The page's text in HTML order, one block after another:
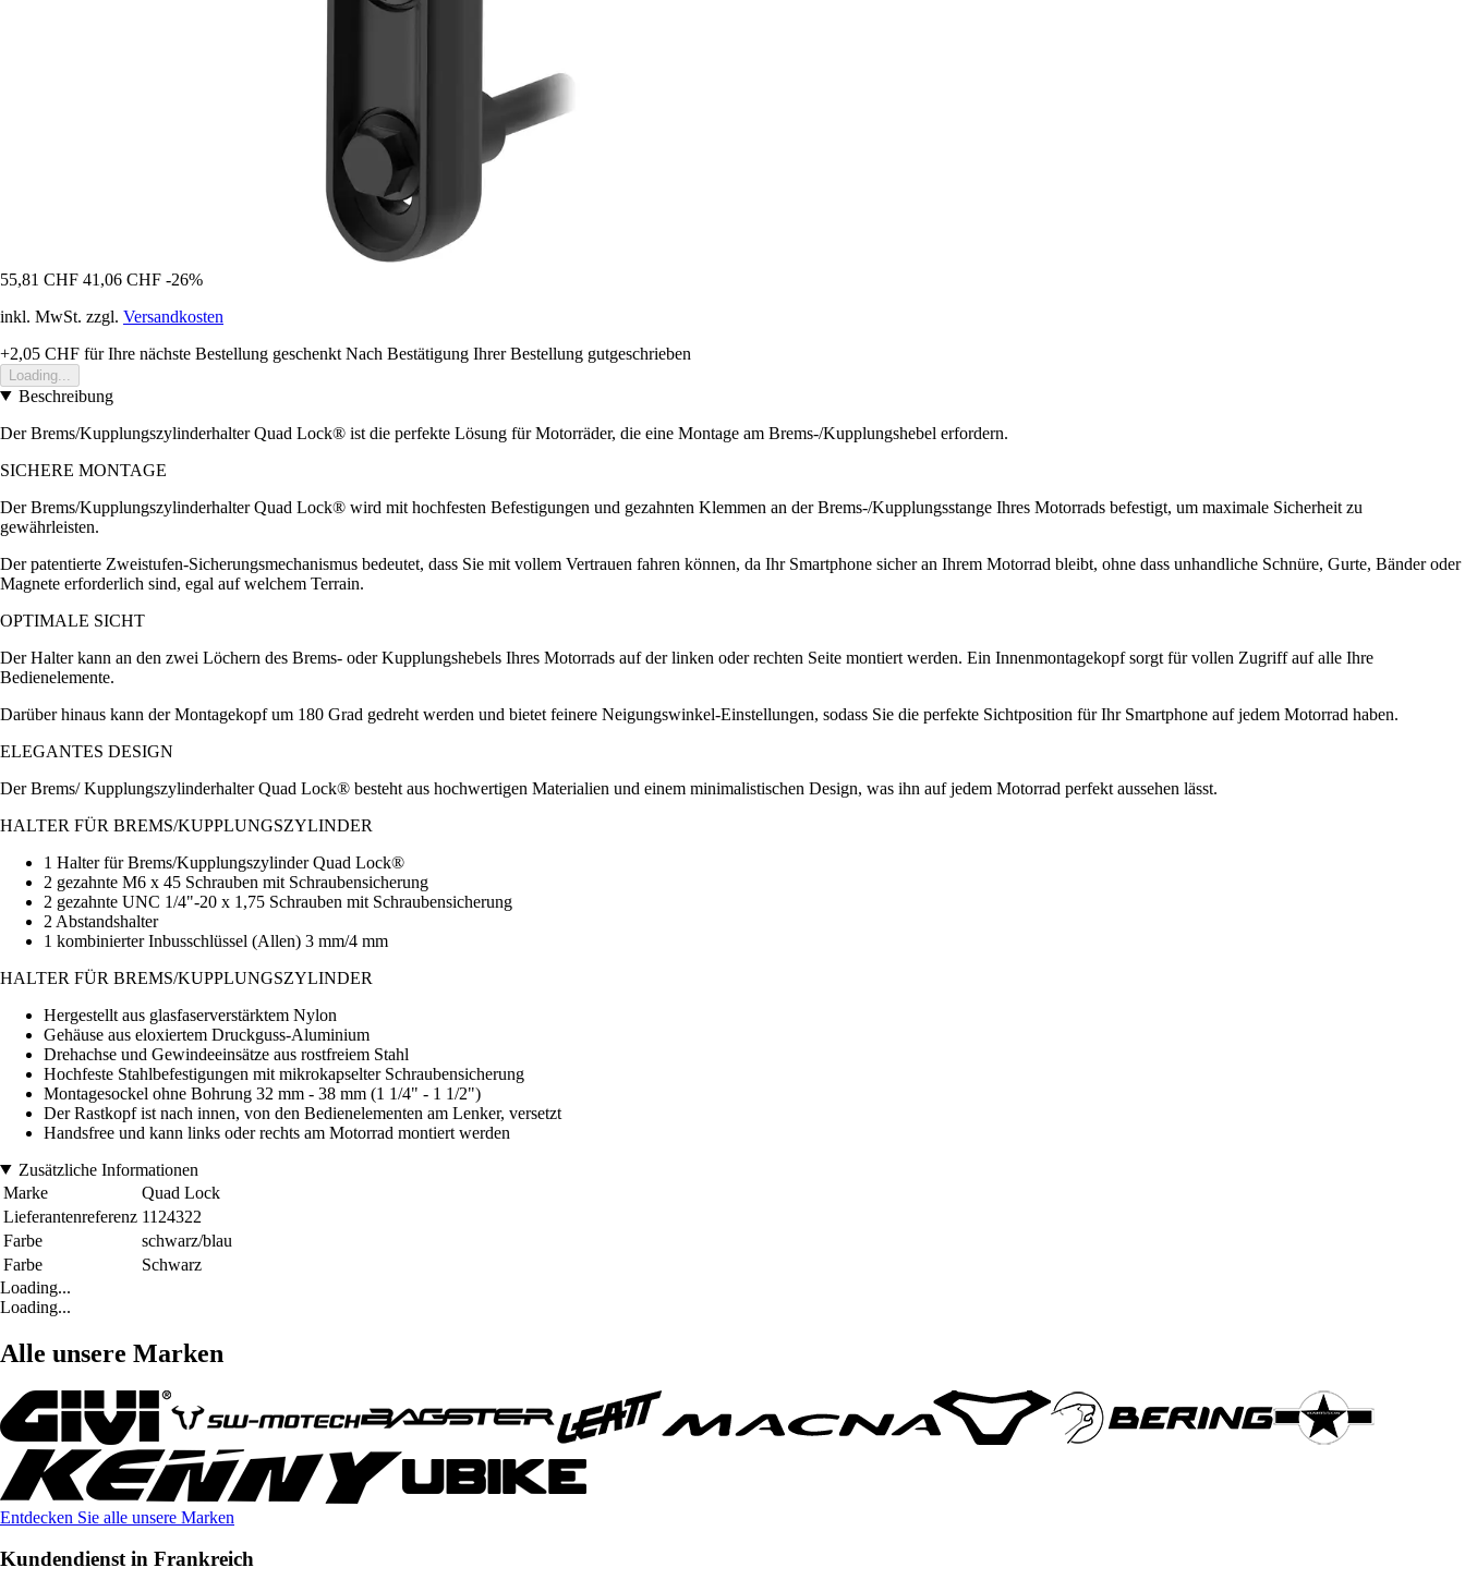
55,81 CHF 41,06 CHF -26%
inkl. MwSt. zzgl. Versandkosten
+2,05 CHF für Ihre nächste Bestellung geschenkt Nach Bestätigung Ihrer Bestellung gutgeschrieben
Loading...
Beschreibung
Der Brems/Kupplungszylinderhalter Quad Lock® ist die perfekte Lösung für Motorräder, die eine Montage am Brems-/Kupplungshebel erfordern.
SICHERE MONTAGE
Der Brems/Kupplungszylinderhalter Quad Lock® wird mit hochfesten Befestigungen und gezahnten Klemmen an der Brems-/Kupplungsstange Ihres Motorrads befestigt, um maximale Sicherheit zu
gewährleisten.
Der patentierte Zweistufen-Sicherungsmechanismus bedeutet, dass Sie mit vollem Vertrauen fahren können, da Ihr Smartphone sicher an Ihrem Motorrad bleibt, ohne dass unhandliche Schnüre, Gurte, Bänder oder
Magnete erforderlich sind, egal auf welchem Terrain.
OPTIMALE SICHT
Der Halter kann an den zwei Löchern des Brems- oder Kupplungshebels Ihres Motorrads auf der linken oder rechten Seite montiert werden. Ein Innenmontagekopf sorgt für vollen Zugriff auf alle Ihre
Bedienelemente.
Darüber hinaus kann der Montagekopf um 180 Grad gedreht werden und bietet feinere Neigungswinkel-Einstellungen, sodass Sie die perfekte Sichtposition für Ihr Smartphone auf jedem Motorrad haben.
ELEGANTES DESIGN
Der Brems/ Kupplungszylinderhalter Quad Lock® besteht aus hochwertigen Materialien und einem minimalistischen Design, was ihn auf jedem Motorrad perfekt aussehen lässt.
HALTER FÜR BREMS/KUPPLUNGSZYLINDER
1 Halter für Brems/Kupplungszylinder Quad Lock®
2 gezahnte M6 x 45 Schrauben mit Schraubensicherung
2 gezahnte UNC 1/4"-20 x 1,75 Schrauben mit Schraubensicherung
2 Abstandshalter
1 kombinierter Inbusschlüssel (Allen) 3 mm/4 mm
HALTER FÜR BREMS/KUPPLUNGSZYLINDER
Hergestellt aus glasfaserverstärktem Nylon
Gehäuse aus eloxiertem Druckguss-Aluminium
Drehachse und Gewindeeinsätze aus rostfreiem Stahl
Hochfeste Stahlbefestigungen mit mikrokapselter Schraubensicherung
Montagesockel ohne Bohrung 32 mm - 38 mm (1 1/4" - 1 1/2")
Der Rastkopf ist nach innen, von den Bedienelementen am Lenker, versetzt
Handsfree und kann links oder rechts am Motorrad montiert werden
Zusätzliche Informationen
Marke
Quad Lock
Lieferantenreferenz 1124322
Farbe
schwarz/blau
Farbe
Schwarz
Loading...
Loading...
Alle unsere Marken
Entdecken Sie alle unsere Marken
Kundendienst in Frankreich